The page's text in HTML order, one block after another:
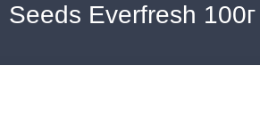
Everfresh 100г